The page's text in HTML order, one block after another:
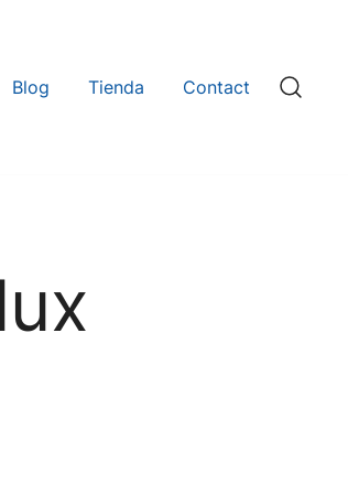
Blog Tienda Contact